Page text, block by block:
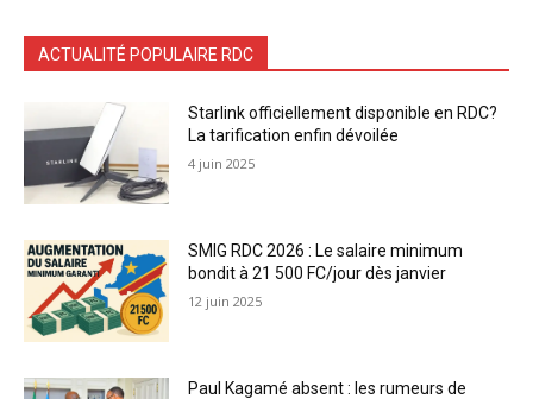
ACTUALITÉ POPULAIRE RDC
Starlink officiellement disponible en RDC?
La tarification enfin dévoilée
4 juin 2025
SMIG RDC 2026 : Le salaire minimum
bondit à 21 500 FC/jour dès janvier
12 juin 2025
Paul Kagamé absent : les rumeurs de